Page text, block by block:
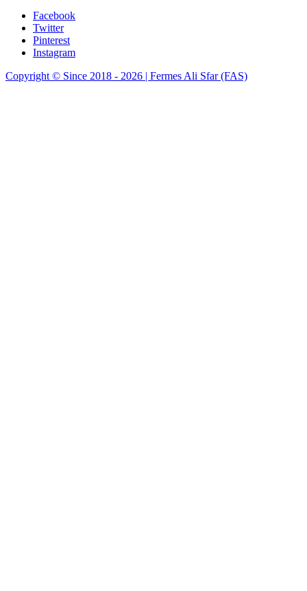
Facebook
Twitter
Pinterest
Instagram
Copyright © Since 2018 - 2026 | Fermes Ali Sfar (FAS)